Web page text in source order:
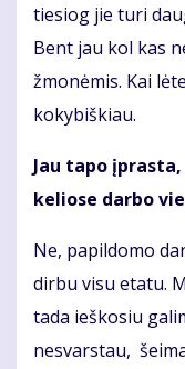
tiesiog jie turi
Bent jau kol kas
žmonėmis. Kai
kokybiškiau.
Jau tapo
keliose darbo
Ne, papildomo
dirbu visu etatu.
tada ieškosiu
nesvarstau,